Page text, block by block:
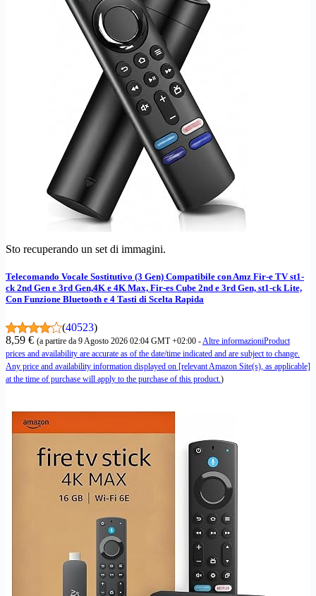
Sto recuperando un set di immagini.
Telecomando Vocale Sostitutivo (3 Gen) Compatibile con Amz Fir-e TV st1-
ck 2nd Gen e 3rd Gen,4K e 4K Max, Fir-es Cube 2nd e 3rd Gen, st1-ck Lite,
Con Funzione Bluetooth e 4 Tasti di Scelta Rapida
(40523)
8,59 € (a partire da 9 Agosto 2026 02:04 GMT +02:00 -Altre informazioniProduct
prices and availability are accurate as of the date/time indicated and are subject to change.
Any price and availability information displayed on [relevant Amazon Site(s), as applicable]
at the time of purchase will apply to the purchase of this product.)